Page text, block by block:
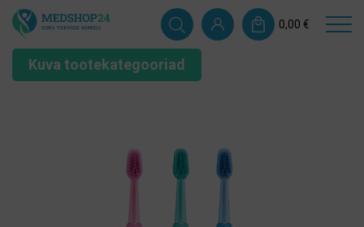
0,00 €
Kuva tootekategooriad